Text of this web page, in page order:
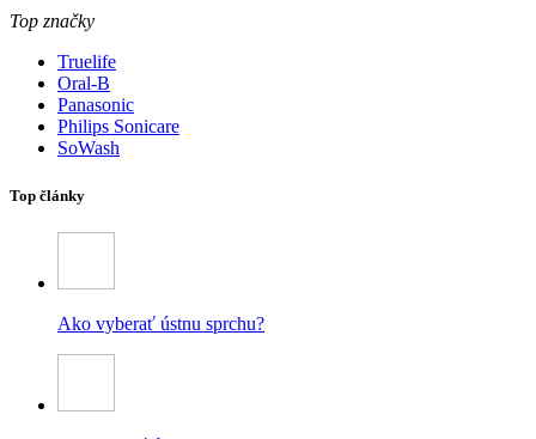
Top značky
Truelife
Oral-B
Panasonic
Philips Sonicare
SoWash
Top články
Ako vyberať ústnu sprchu?